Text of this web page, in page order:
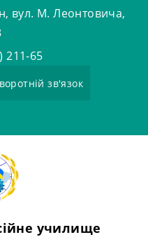
вул. М. Леонтовича,
211-65
зв'язок
училище